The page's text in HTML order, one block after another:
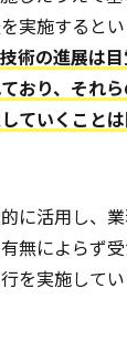
実施するとい
術の進展は
おり、それ
ていくこと
に活用し、
無によらず
を実施して